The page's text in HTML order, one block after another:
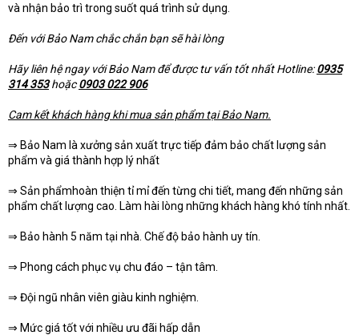
và nhận bảo trì trong suốt quá trình sử dụng.
Đến với Bảo Nam chắc chắn bạn sẽ hài lòng
Hãy liên hệ ngay với Bảo Nam để được tư vấn tốt nhất Hotline:0935
314 353hoặc0903 022 906
Cam kết khách hàng khi mua sản phẩm tại Bảo Nam.
⇒ Bảo Nam là xưởng sản xuất trực tiếp đảm bảo chất lượng sản
phẩm và giá thành hợp lý nhất
⇒ Sản phẩmhoàn thiện tỉ mỉ đến từng chi tiết, mang đến những sản
phẩm chất lượng cao. Làm hài lòng những khách hàng khó tính nhất.
⇒ Bảo hành 5 năm tại nhà. Chế độ bảo hành uy tín.
⇒ Phong cách phục vụ chu đáo – tận tâm.
⇒ Đội ngũ nhân viên giàu kinh nghiệm.
⇒ Mức giá tốt với nhiều ưu đãi hấp dẫn